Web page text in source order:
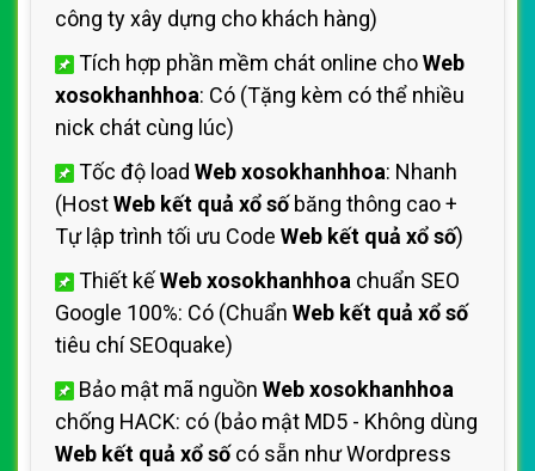
công ty xây dựng cho khách hàng)
Tích hợp phần mềm chát online choWeb
xosokhanhhoa: Có (Tặng kèm có thể nhiều
nick chát cùng lúc)
Tốc độ load Web xosokhanhhoa: Nhanh
(HostWeb kết quả xổ sốbăng thông cao +
Tự lập trình tối ưu Code Web kết quả xổ số)
Thiết kếWeb xosokhanhhoa chuẩn SEO
Google 100%: Có (Chuẩn Web kết quả xổ số
tiêu chí SEOquake)
Bảo mật mã nguồn Web xosokhanhhoa
chống HACK: có (bảo mật MD5 - Không dùng
Web kết quả xổ sốcó sẵn như Wordpress